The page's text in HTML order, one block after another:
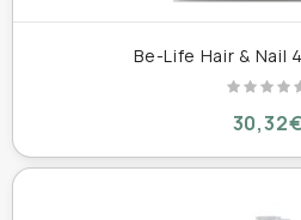
Be-Life Hair & Nail
30,32€